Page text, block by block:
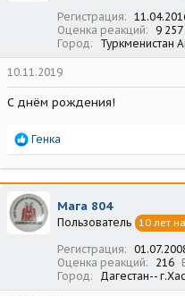
Регистрация
Оценка реакций
9 257
Город
Туркменистан
10.11.2019
С днём рождения!
Р
а
к
ц
и
и
Генка
Мага 804
Пользователь 10 лет
Регистрация
Оценка реакций
216
Город
Дагестан--